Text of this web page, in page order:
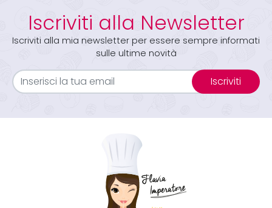
Iscriviti alla Newsletter
Iscriviti alla mia newsletter per essere sempre informati
sulle ultime novità
Iscriviti